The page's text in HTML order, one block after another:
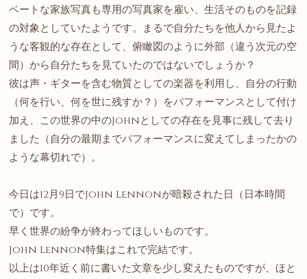
ベートな家族写真も専用の写真家を雇い、生活そのものを記録
の対象としていたようです。まるで自分たちを他人から見たよ
うな客観的な存在として、俯瞰図のように外部（違う次元の空
間）から自分たちを見ていたのではないでしょうか？
彼は声・ギターを含む物質としての楽器を利用し、自分の行動
（何を行い、何を世に残すか？）をパフォーマンスとして付け
加え、この世界の中のJohnとしての存在を見事に残して去り
ました（自分の最期までパフォーマンスに変えてしまったかの
ような幕切れで）。
今日は12月9日でJohn Lennonが暗殺された日（日本時間
で）です。
早く世界の紛争が終わってほしいものです。
John Lennon特集はこれで完結です。
以上は10年近く前に書いた文章を少し変えたものですが、ほと